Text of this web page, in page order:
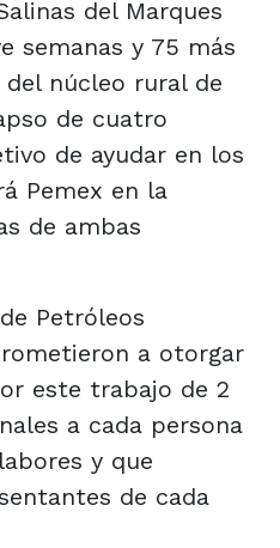
del Marques
semanas y 75 más
núcleo rural de
de cuatro
de ayudar en los
Pemex en la
de ambas
Petróleos
a otorgar
este trabajo de 2
a cada persona
y que
de cada